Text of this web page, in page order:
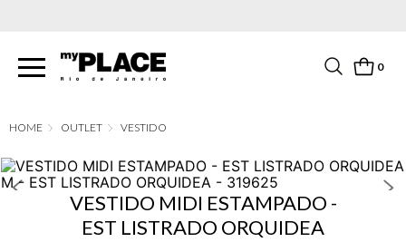
0
OUTLET VESTIDO
VESTIDO MIDI ESTAMPADO -
EST LISTRADO ORQUIDEA